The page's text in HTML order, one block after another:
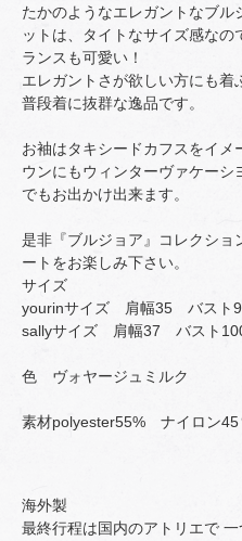
たかのようなエレガントなブ
ットは、タイトなサイズ感な
ランスも可愛い！
エレガントさが欲しい方にも
普段着に抜群な逸品です。
お袖はタキシードカフスをイメ
ウンにもウィンターヴァケー
でもお出かけ出来ます。
是非『ブルジョア』コレクショ
ートをお楽しみ下さい。
サイズ
yourinサイズ 肩幅35 バス
sallyサイズ 肩幅37 バスト
色 ヴォヤージュミルク
素材polyester55% ナイロン45
海外製
最終行程は国内のアトリエで